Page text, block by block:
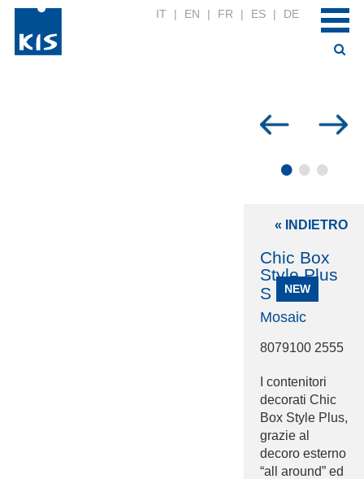
IT | EN | FR | ES | DE
•••
« INDIETRO
Chic Box
Style Plus
S
NEW
Mosaic
8079100 2555
I contenitori
decorati Chic
Box Style Plus,
grazie al
decoro esterno
“all around” ed